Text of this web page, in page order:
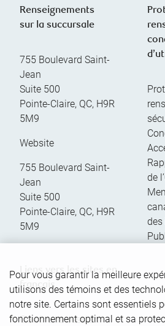
Renseignements
sur la succursale
755 Boulevard Saint-
Jean
Suite 500
Pointe-Claire, QC, H9R
5M9
Website
755 Boulevard Saint-
Jean
Suite 500
Pointe-Claire, QC, H9R
5M9
de
des
Liens vers les sites en
français
Ouvrir une session
Pour vous garantir la meilleure
utilisons des témoins et des
notre site. Certains sont essentiels
fonctionnement optimal et sa